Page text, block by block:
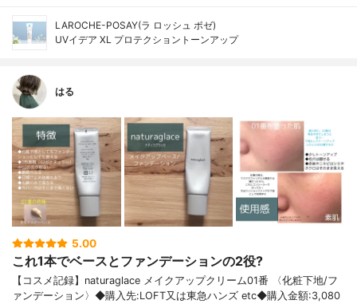
LAROCHE-POSAY(ラ ロッシュ ポゼ)
UVイデア XL プロテクショントーンアップ
はる
5.00
これ1本でベースとファンデーションの2役?
【コスメ記録】naturaglace メイクアップクリーム01番 〈化粧下地/フ
ァンデーション〉◆購入先:LOFT又は東急ハンズ etc◆購入金額:3,080